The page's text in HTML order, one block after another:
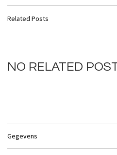
Related Posts
NO RELATED
Gegevens